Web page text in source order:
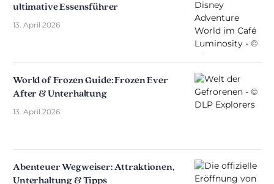
ultimative Essensführer
13. April 2026
World of Frozen Guide: Frozen Ever
After & Unterhaltung
13. April 2026
Abenteuer Wegweiser: Attraktionen,
Unterhaltung & Tipps